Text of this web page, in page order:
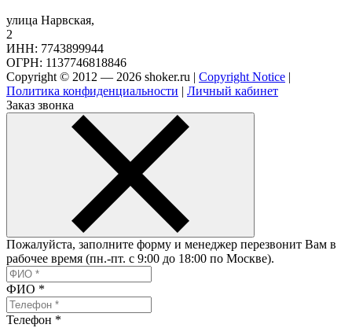
улица Нарвская,
2
ИНН: 7743899944
ОГРН: 1137746818846
Copyright © 2012 — 2026 shoker.ru | Copyright Notice |
Политика конфиденциальности | Личный кабинет
Заказ звонка
Пожалуйста, заполните форму и менеджер перезвонит Вам в
рабочее время (пн.-пт. с 9:00 до 18:00 по Москве).
ФИО *
Телефон *